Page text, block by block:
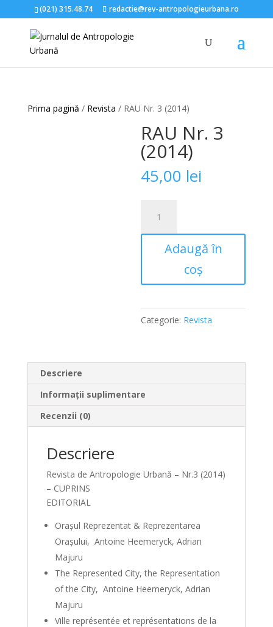
(021) 315.48.74 redactie@rev-antropologieurbana.ro
Prima pagină / Revista / RAU Nr. 3 (2014)
RAU Nr. 3
(2014)
45,00 lei
Nr.
Adaugă în
coș
Categorie: Revista
Descriere
Informații suplimentare
Recenzii (0)
Descriere
Revista de Antropologie Urbană – Nr.3 (2014)
– CUPRINS
EDITORIAL
Oraşul Reprezentat & Reprezentarea
Orașului, Antoine Heemeryck, Adrian
Majuru
The Represented City, the Representation
of the City, Antoine Heemeryck, Adrian
Majuru
Ville représentée et représentations de la